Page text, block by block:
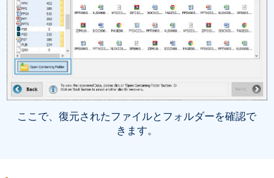
ここで、復元されたファイルとフォルダーを確認で
きます。